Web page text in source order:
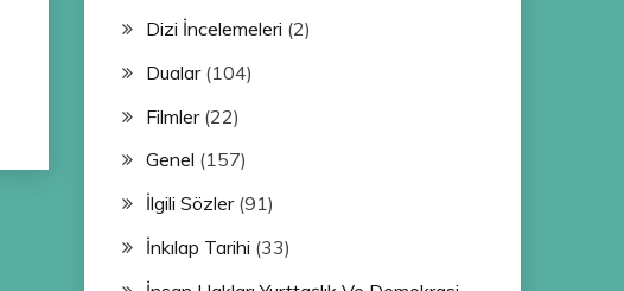
Dizi İncelemeleri (2)
Dualar(104)
Filmler(22)
Genel (157)
İlgili Sözler(91)
İnkılap Tarihi (33)